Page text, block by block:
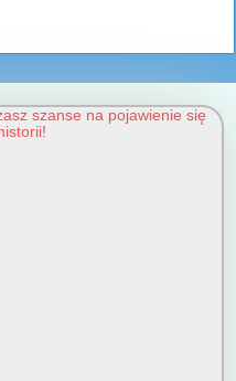
szanse na pojawienie się